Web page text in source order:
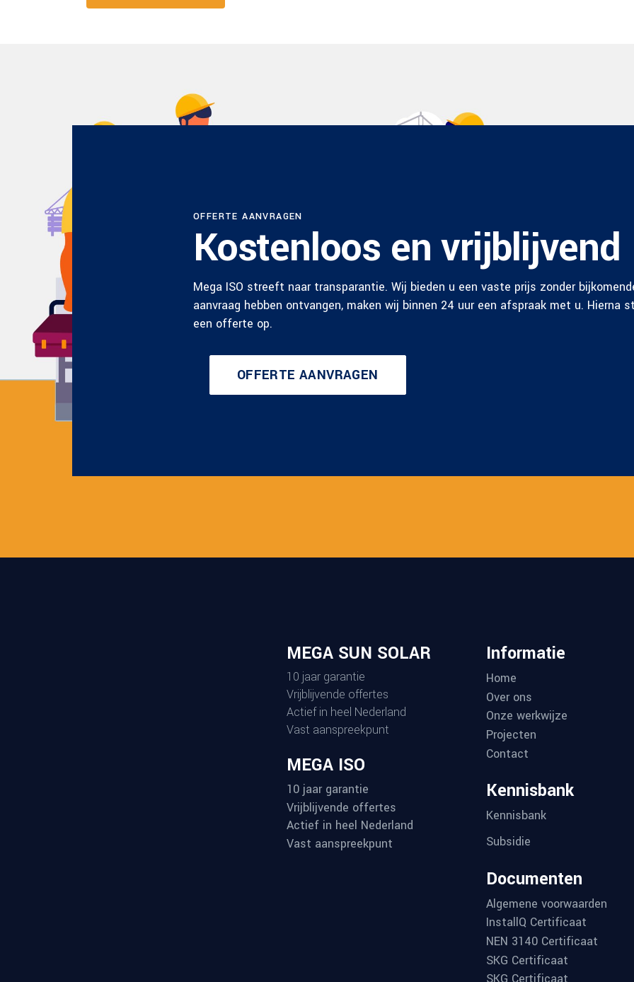
OFFERTE AANVRAGEN
Kostenloos en vrijblijvend
Mega ISO streeft naar transparantie. Wij bieden u een vaste prijs zonder
aanvraag hebben ontvangen, maken wij binnen 24 uur een afspraak met u. Hierna
een offerte op.
OFFERTE AANVRAGEN
MEGA SUN SOLAR
10 jaar garantie
Vrijblijvende offertes
Actief in heel Nederland
Vast aanspreekpunt
MEGA ISO
10 jaar garantie
Vrijblijvende offertes
Actief in heel Nederland
Vast aanspreekpunt
Informatie
Home
Over ons
Onze werkwijze
Projecten
Contact
Kennisbank
Kennisbank
Subsidie
Documenten
Algemene voorwaarden
InstallQ Certificaat
NEN 3140 Certificaat
SKG Certificaat